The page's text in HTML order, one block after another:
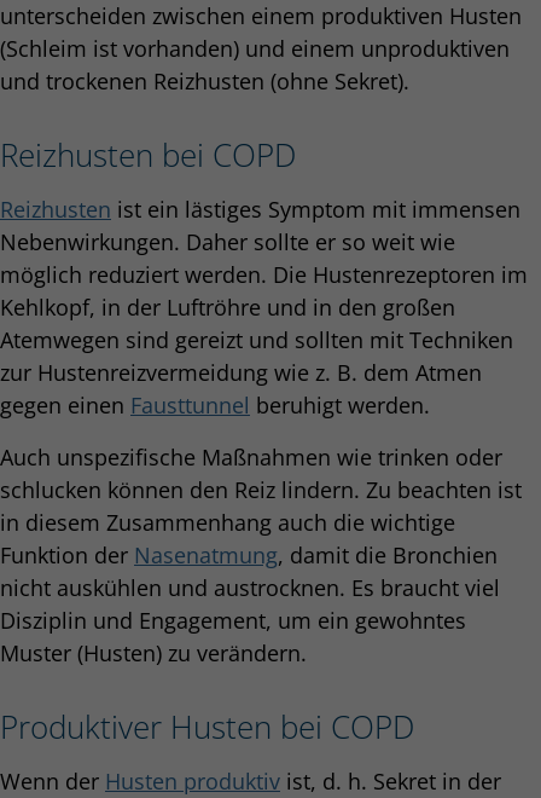
unterscheiden zwischen einem produktiven Husten
(Schleim ist vorhanden) und einem unproduktiven
und trockenen Reizhusten (ohne Sekret).
Reizhusten bei COPD
Reizhusten ist ein lästiges Symptom mit immensen
Nebenwirkungen. Daher sollte er so weit wie
möglich reduziert werden. Die Hustenrezeptoren im
Kehlkopf, in der Luftröhre und in den großen
Atemwegen sind gereizt und sollten mit Techniken
zur Hustenreizvermeidung wie z. B. dem Atmen
gegen einen Fausttunnel beruhigt werden.
Auch unspezifische Maßnahmen wie trinken oder
schlucken können den Reiz lindern. Zu beachten ist
in diesem Zusammenhang auch die wichtige
Funktion der Nasenatmung, damit die Bronchien
nicht auskühlen und austrocknen. Es braucht viel
Disziplin und Engagement, um ein gewohntes
Muster (Husten) zu verändern.
Produktiver Husten bei COPD
Wenn der Husten produktiv ist, d. h. Sekret in der